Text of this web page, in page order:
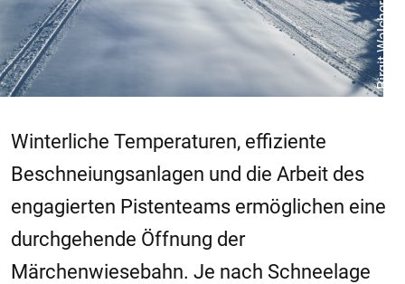
Birgit Walcher
Winterliche Temperaturen, effiziente
Beschneiungsanlagen und die Arbeit des
engagierten Pistenteams ermöglichen eine
durchgehende Öffnung der
Märchenwiesebahn. Je nach Schneelage